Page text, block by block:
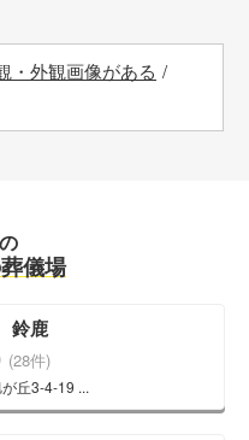
・外観画像がある
儀場
鈴鹿
(28件)
丘3-4-19 ...